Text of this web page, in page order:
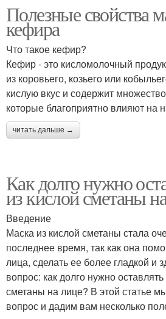
Полезные свойства
кефира
Что такое кефир?
Кефир - это кисломолочный
из коровьего, козьего или
кислую вкус и содержит
которые благоприятно влияют на
читать дальше →
Как долго нужно
из кислой сметаны
Введение
Маска из кислой сметаны стала
последнее время, так как она
лица, сделать ее более гладкой и
вопрос: как долго нужно
сметаны на лице? В этой статье
вопрос и дадим вам несколько